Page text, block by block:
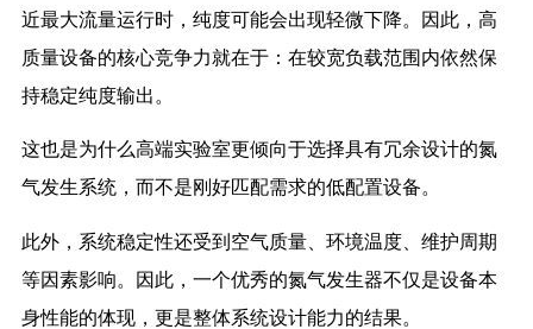
近最大流量运行时，纯度可能会出现轻微下降。因此，高
质量设备的核心竞争力就在于：在较宽负载范围内依然保
持稳定纯度输出。
这也是为什么高端实验室更倾向于选择具有冗余设计的氮
气发生系统，而不是刚好匹配需求的低配置设备。
此外，系统稳定性还受到空气质量、环境温度、维护周期
等因素影响。因此，一个优秀的氮气发生器不仅是设备本
身性能的体现，更是整体系统设计能力的结果。